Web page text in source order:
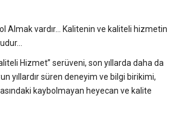
Almak vardır… Kalitenin ve kaliteli hizmetin
Hizmet” serüveni, son yıllarda daha da
yıllardır süren deneyim ve bilgi birikimi,
kaybolmayan heyecan ve kalite